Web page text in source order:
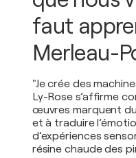
faut
Merleau-
"Je crée des
Ly-Rose s’affirme
œuvres marquent
et à traduire
d’expériences
résine chaude des